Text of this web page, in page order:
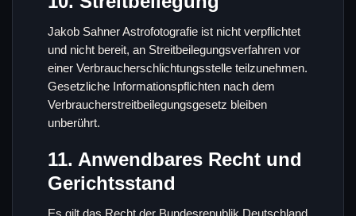
Jakob Sahner Astrofotografie ist nicht verpflichtet
und nicht bereit, an Streitbeilegungsverfahren vor
einer Verbraucherschlichtungsstelle teilzunehmen.
Gesetzliche Informationspflichten nach dem
Verbraucherstreitbeilegungsgesetz bleiben
unberührt.
11. Anwendbares Recht und
Gerichtsstand
Es gilt das Recht der Bundesrepublik Deutschland